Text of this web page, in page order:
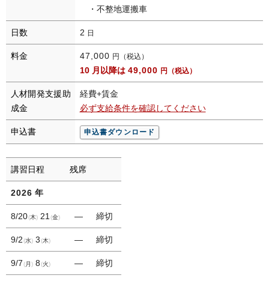
・不整地運搬車
日数 2 日
料金 47,000 円（税込）
10 月以降は 49,000 円（税込）
人材開発支援助
成金
経費+賃金
必ず支給条件を確認してください
申込書 申込書ダウンロード
講習日程 残席
2026 年
8/20 木 21 金 ― 締切
9/2 水 3 木 ― 締切
9/7 月 8 火 ― 締切